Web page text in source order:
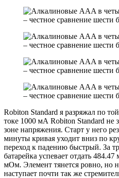
Robiton Standard я разряжал по
токе 1000 мА Robiton Standard не
зоне напряжения. Старт у него
минуты кривая уходит вниз по
переход к падению быстрый. За
батарейка успевает отдать
мОм. Элемент тянется ровно, но
наступает почти так же